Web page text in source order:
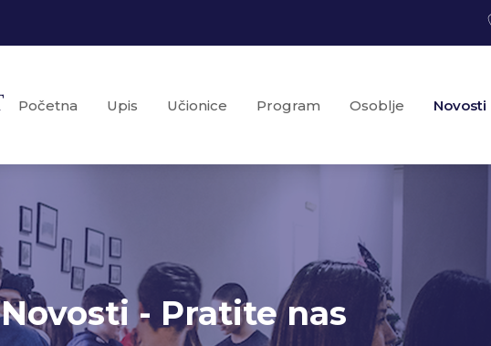
Početna Upis Učionice Program Osoblje Novosti
Novosti - Pratite nas